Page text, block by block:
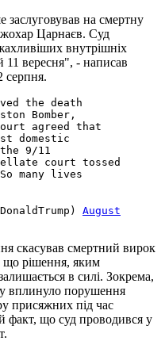
заслуговував на смертну
Царнаєв. Суд
внутрішніх
11 вересня", - написав
серпня.
the death
Bomber,
agreed that
domestic
9/11
court tossed
many lives
August
скасував смертний вирок
що рішення, яким
в силі. Зокрема,
вплинуло порушення
присяжних під час
факт, що суд проводився у